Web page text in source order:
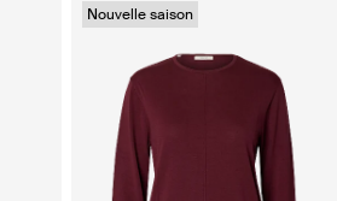
Nouvelle saison